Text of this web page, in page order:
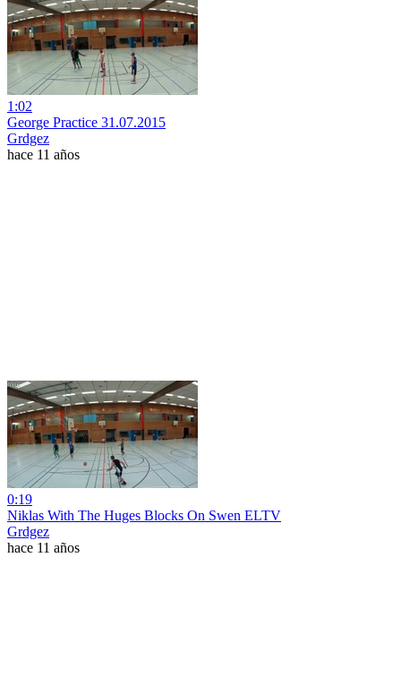
1:02
George Practice 31.07.2015
Grdgez
hace 11 años
0:19
Niklas With The Huges Blocks On Swen ELTV
Grdgez
hace 11 años